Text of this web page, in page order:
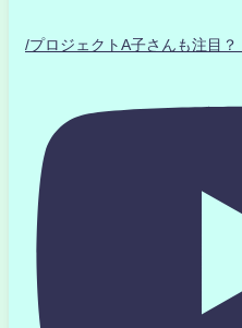
/プロジェクトA子さんも注目